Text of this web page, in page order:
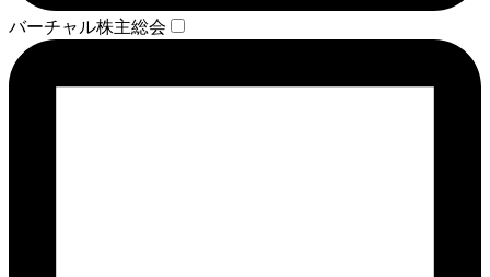
バーチャル株主総会